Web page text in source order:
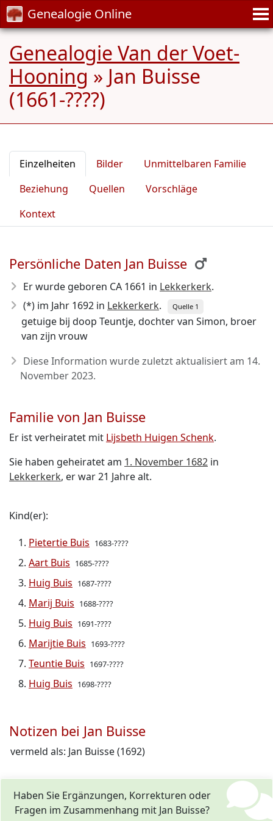
Genealogie Online
Genealogie Van der Voet-
Hooning » Jan Buisse
(1661-????)
Einzelheiten Bilder
Unmittelbaren Familie
Beziehung
Quellen
Vorschläge
Kontext
Persönliche Daten Jan Buisse
Er wurde geboren CA 1661 in Lekkerkerk.
(*) im Jahr 1692 in Lekkerkerk. Quelle 1
getuige bij doop Teuntje, dochter van Simon, broer
van zijn vrouw
Diese Information wurde zuletzt aktualisiert am 14.
November 2023.
Familie von Jan Buisse
Er ist verheiratet mit Lijsbeth Huigen Schenk.
Sie haben geheiratet am 1. November 1682 in
Lekkerkerk, er war 21 Jahre alt.
Kind(er):
Pietertie Buis 1683-????
Aart Buis 1685-????
Huig Buis 1687-????
Marij Buis 1688-????
Huig Buis 1691-????
Marijtie Buis 1693-????
Teuntie Buis 1697-????
Huig Buis 1698-????
Notizen bei Jan Buisse
vermeld als: Jan Buisse (1692)
Haben Sie Ergänzungen, Korrekturen oder
Fragen im Zusammenhang mit Jan Buisse?